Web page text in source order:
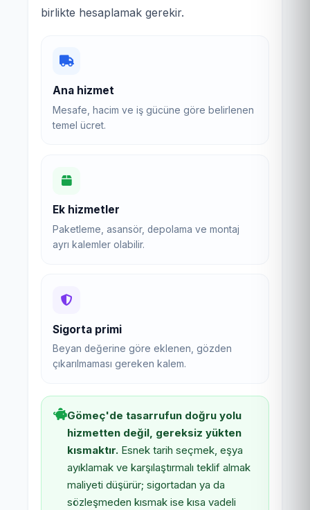
birlikte hesaplamak gerekir.
Ana hizmet
Mesafe, hacim ve iş gücüne göre belirlenen
temel ücret.
Ek hizmetler
Paketleme, asansör, depolama ve montaj
ayrı kalemler olabilir.
Sigorta primi
Beyan değerine göre eklenen, gözden
çıkarılmaması gereken kalem.
Gömeç'de tasarrufun doğru yolu
hizmetten değil, gereksiz yükten
kısmaktır. Esnek tarih seçmek, eşya
ayıklamak ve karşılaştırmalı teklif almak
maliyeti düşürür; sigortadan ya da
sözleşmeden kısmak ise kısa vadeli